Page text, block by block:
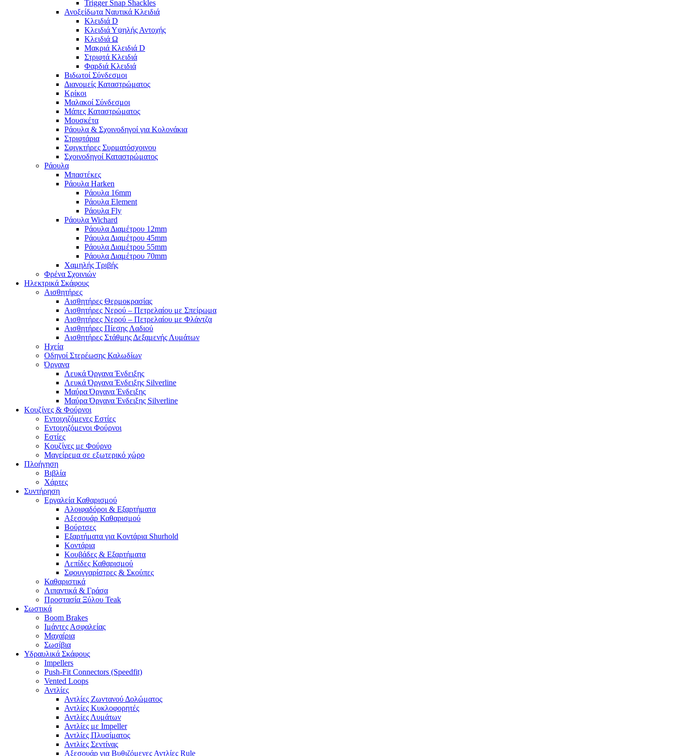
Trigger Snap Shackles
Ανοξείδωτα Ναυτικά Κλειδιά
Κλειδιά D
Κλειδιά Υψηλής Αντοχής
Κλειδιά Ω
Μακριά Κλειδιά D
Στριφτά Κλειδιά
Φαρδιά Κλειδιά
Βιδωτοί Σύνδεσμοι
Διανομείς Καταστρώματος
Κρίκοι
Μαλακοί Σύνδεσμοι
Μάπες Καταστρώματος
Μουσκέτα
Ράουλα & Σχοινοδηγοί για Κολονάκια
Στριφτάρια
Σφιγκτήρες Συρματόσχοινου
Σχοινοδηγοί Καταστρώματος
Ράουλα
Μπαστέκες
Ράουλα Harken
Ράουλα 16mm
Ράουλα Element
Ράουλα Fly
Ράουλα Wichard
Ράουλα Διαμέτρου 12mm
Ράουλα Διαμέτρου 45mm
Ράουλα Διαμέτρου 55mm
Ράουλα Διαμέτρου 70mm
Χαμηλής Τριβής
Φρένα Σχοινιών
Ηλεκτρικά Σκάφους
Αισθητήρες
Αισθητήρες Θερμοκρασίας
Αισθητήρες Νερού – Πετρελαίου με Σπείρωμα
Αισθητήρες Νερού – Πετρελαίου με Φλάντζα
Αισθητήρες Πίεσης Λαδιού
Αισθητήρες Στάθμης Δεξαμενής Λυμάτων
Ηχεία
Οδηγοί Στερέωσης Καλωδίων
Όργανα
Λευκά Όργανα Ένδειξης
Λευκά Όργανα Ένδειξης Silverline
Μαύρα Όργανα Ένδειξης
Μαύρα Όργανα Ένδειξης Silverline
Κουζίνες & Φούρνοι
Εντοιχιζόμενες Εστίες
Εντοιχιζόμενοι Φούρνοι
Εστίες
Κουζίνες με Φούρνο
Μαγείρεμα σε εξωτερικό χώρο
Πλοήγηση
Βιβλία
Χάρτες
Συντήρηση
Εργαλεία Καθαρισμού
Αλοιφαδόροι & Εξαρτήματα
Αξεσουάρ Καθαρισμού
Βούρτσες
Εξαρτήματα για Κοντάρια Shurhold
Κοντάρια
Κουβάδες & Εξαρτήματα
Λεπίδες Καθαρισμού
Σφουγγαρίστρες & Σκούπες
Καθαριστικά
Λιπαντικά & Γράσα
Προστασία Ξύλου Teak
Σωστικά
Boom Brakes
Ιμάντες Ασφαλείας
Μαχαίρια
Σωσίβια
Υδραυλικά Σκάφους
Impellers
Push-Fit Connectors (Speedfit)
Vented Loops
Αντλίες
Αντλίες Ζωντανού Δολώματος
Αντλίες Κυκλοφορητές
Αντλίες Λυμάτων
Αντλίες με Impeller
Αντλίες Πλυσίματος
Αντλίες Σεντίνας
Αξεσουάρ για Βυθιζόμενες Αντλίες Rule